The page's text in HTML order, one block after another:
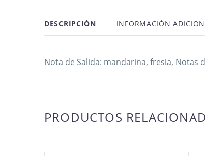
DESCRIPCIÓN INFORMACIÓN
Nota de Salida: mandarina, fresia, Notas
PRODUCTOS